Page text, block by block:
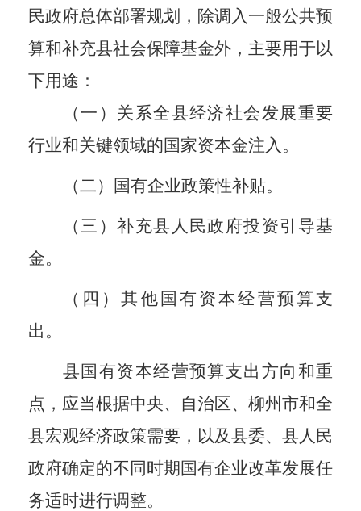
民政府总体部署规划，除调入一般公共预
算和补充县社会保障基金外，主要用于以
下用途：
（一）关系全县经济社会发展重要
行业和关键领域的国家资本金注入。
（二）国有企业政策性补贴。
（三）补充县人民政府投资引导基
金。
（四）其他国有资本经营预算支
出。
县国有资本经营预算支出方向和重
点，应当根据中央、自治区、柳州市和全
县宏观经济政策需要，以及县委、县人民
政府确定的不同时期国有企业改革发展任
务适时进行调整。